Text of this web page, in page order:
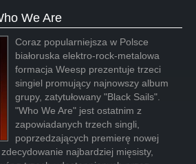
We Are
Coraz popularniejsza w Polsce
białoruska elektro-rock-metalowa
formacja Weesp prezentuje trzeci
singiel promujący najnowszy album
grupy, zatytułowany "Black Sails".
"Who We Are" jest ostatnim z
zapowiadanych trzech singli,
poprzedzających premierę nowej
najbardziej mięsisty,